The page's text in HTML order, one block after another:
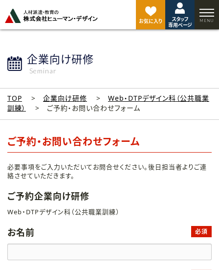
お気に入り
スタッフ
専用ページ
企業向け研修
Seminar
TOP 企業向け研修
Web・DTPデザイン科（公共職業
訓練）
ご予約・お問い合わせフォーム
ご予約・お問い合わせフォーム
必要事項をご入力いただいてお問合せください。後日担当者よりご連
絡させていただきます。
ご予約企業向け研修
Web・DTPデザイン科（公共職業訓練）
お名前 必須
ジ
ト